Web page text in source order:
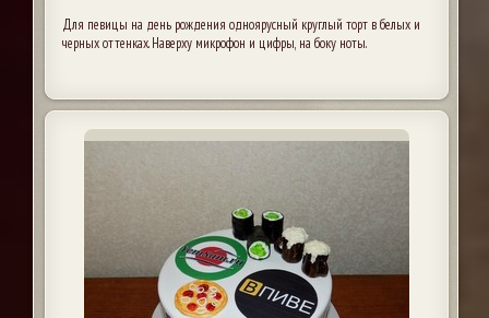
Для певицы на день рождения одноярусный круглый торт в белых и
черных оттенках. Наверху микрофон и цифры, на боку ноты.